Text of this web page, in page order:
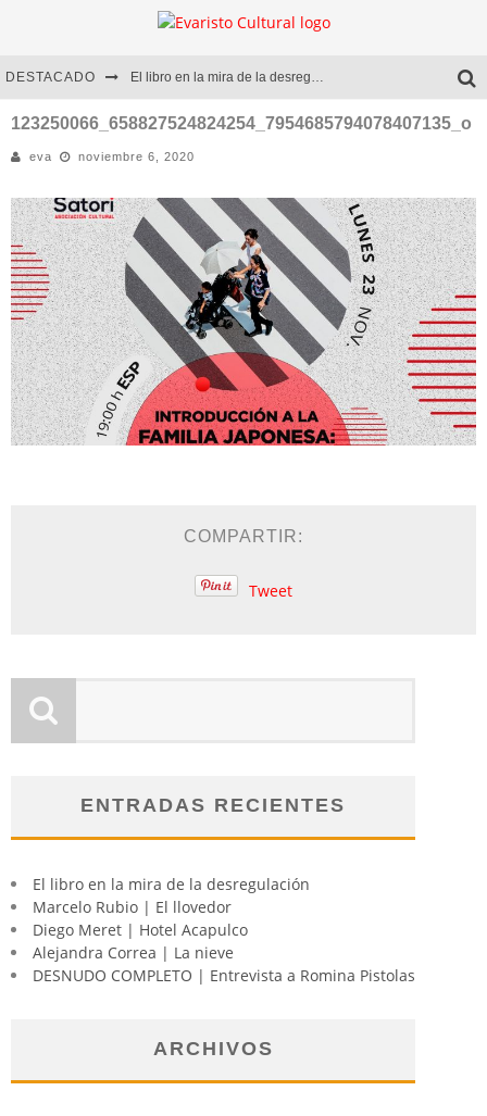
DESTACADO El libro en la mira de la desregulación
Marcelo Rubio | El llovedor
Diego Meret | Hotel Acapulco
Alejandra Correa | La nieve
123250066_658827524824254_7954685794078407135_o
eva noviembre 6, 2020
COMPARTIR:
Tweet
ENTRADAS RECIENTES
El libro en la mira de la desregulación
Marcelo Rubio | El llovedor
Diego Meret | Hotel Acapulco
Alejandra Correa | La nieve
DESNUDO COMPLETO | Entrevista a Romina Pistolas
ARCHIVOS